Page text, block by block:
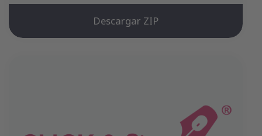
Descargar ZIP